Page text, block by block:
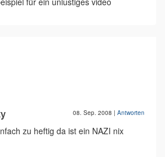
08. Sep. 2008 | Antworten
zu heftig da ist ein NAZI nix